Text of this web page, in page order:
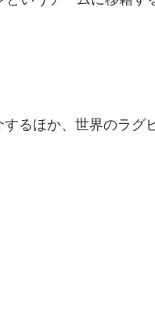
るほか、世界のラグ